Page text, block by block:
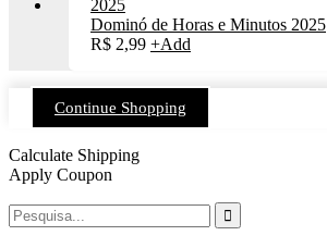
Dominó de Horas e Minutos 2025
R$ 2,99 +Add
Continue Shopping
Calculate Shipping
Apply Coupon